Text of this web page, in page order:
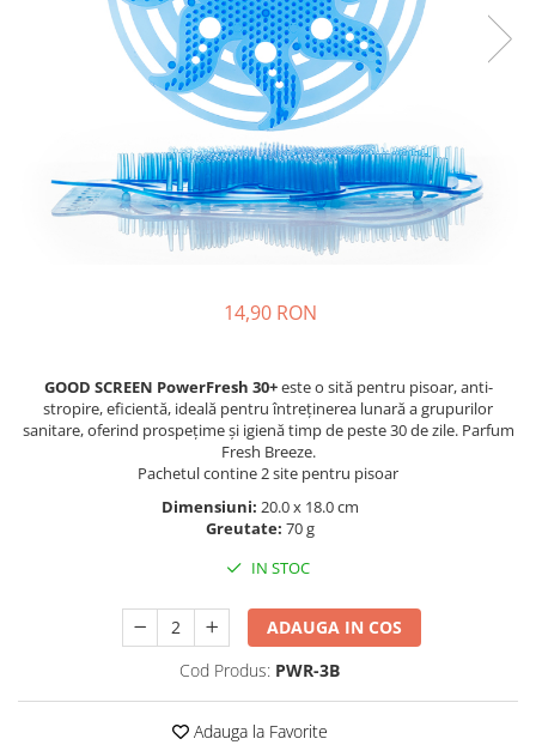
14,90 RON
GOOD SCREEN PowerFresh 30+este o sită pentru pisoar, anti-
stropire, eficientă, ideală pentru întreținerea lunară a grupurilor
sanitare, oferind prospețime și igienă timp de peste 30 de zile. Parfum
Fresh Breeze.
Pachetul contine 2 site pentru pisoar
Dimensiuni: 20.0 x 18.0 cm
Greutate: 70 g
IN STOC
ADAUGA IN COS
Cod Produs: PWR-3B
Adauga la Favorite